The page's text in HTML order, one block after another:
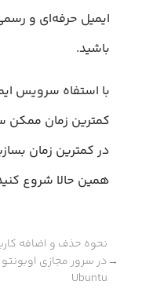
ایمیل حرفه‌ای و
باشید.
با استفاه سرویس
کمترین زمان ممکن
در کمترین زمان
همین حالا شروع
→
نحوه حذف و اضافه
در سرور مجازی اوبونتو
Ubuntu